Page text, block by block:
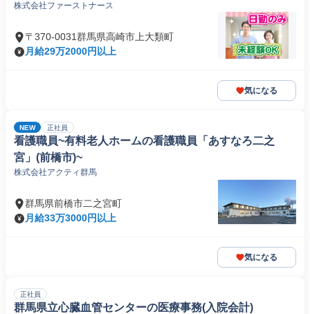
株式会社ファーストナース
〒370-0031群馬県高崎市上大類町
月給29万2000円以上
気になる
NEW 正社員
看護職員~有料老人ホームの看護職員「あすなろ二之
宮」(前橋市)~
株式会社アクティ群馬
群馬県前橋市二之宮町
月給33万3000円以上
気になる
正社員
群馬県立心臓血管センターの医療事務(入院会計)